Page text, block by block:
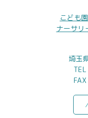
こども
ナーサリ
埼玉
TEL